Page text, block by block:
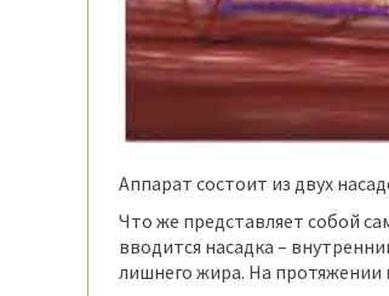
Аппарат состоит из двух
Что же представляет собой
вводится насадка –
лишнего жира. На протяжении